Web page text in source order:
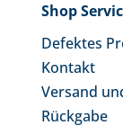
Shop
Defektes
Kontakt
Versand
Rückgabe